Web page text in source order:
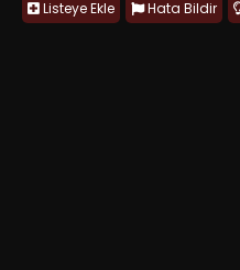
Listeye Ekle Hata Bildir